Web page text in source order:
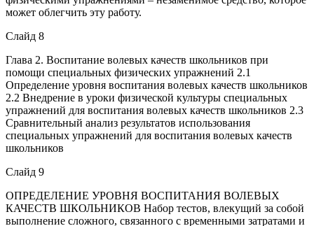
может облегчить эту работу.
Слайд 8
Глава 2. Воспитание волевых качеств школьников при
помощи специальных физических упражнений 2.1
Определение уровня воспитания волевых качеств школьников
2.2 Внедрение в уроки физической культуры специальных
упражнений для воспитания волевых качеств школьников 2.3
Сравнительный анализ результатов использования
специальных упражнений для воспитания волевых качеств
школьников
Слайд 9
ОПРЕДЕЛЕНИЕ УРОВНЯ ВОСПИТАНИЯ ВОЛЕВЫХ
КАЧЕСТВ ШКОЛЬНИКОВ Набор тестов, влекущий за собой
выполнение сложного, связанного с временными затратами и